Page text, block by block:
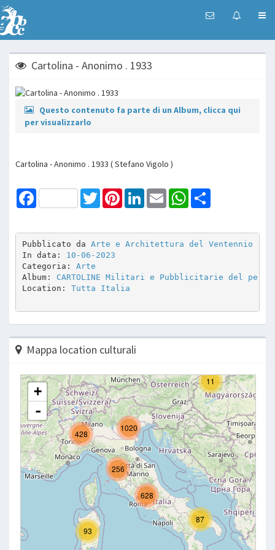
Cartolina - Anonimo . 1933
Questo contenuto fa parte di un Album, clicca qui
per visualizzarlo
Cartolina - Anonimo . 1933 ( Stefano Vigolo )
Facebook TwitterPinterestLinkedInEmail WhatsApp
Pubblicato da Arte e Architettura del Ventennio
In data: 10-06-2023
Categoria: Arte
Album: CARTOLINE Militari e Pubblicitarie del
Location: Tutta Italia
Mappa location culturali